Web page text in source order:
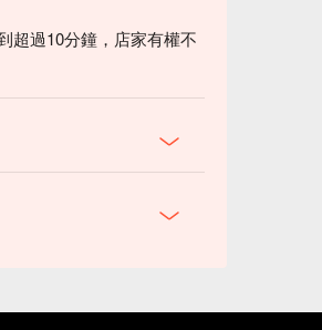
超過10分鐘，店家有權不